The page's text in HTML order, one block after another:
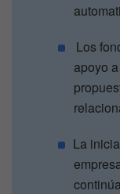
Los
apoyo
La